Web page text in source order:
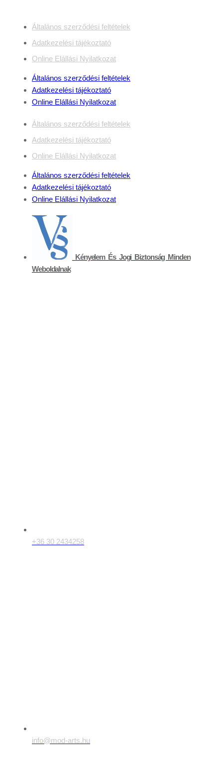
Általános szerződési feltételek
Adatkezelési tájékoztató
Online Elállási Nyilatkozat
Általános szerződési feltételek
Adatkezelési tájékoztató
Online Elállási Nyilatkozat
Általános szerződési feltételek
Adatkezelési tájékoztató
Online Elállási Nyilatkozat
Általános szerződési feltételek
Adatkezelési tájékoztató
Online Elállási Nyilatkozat
Kényelem És Jogi Biztonság Minden
Weboldalnak
+36 30 2434258
info@mod-arts.hu